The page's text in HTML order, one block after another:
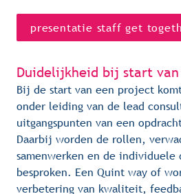
presentatie staff get
Duidelijkheid bij start
Bij de start van een project
onder leiding van de lead
uitgangspunten van een
Daarbij worden de rollen,
samenwerken en de individuele
besproken. Een Quint way of
verbetering van kwaliteit,